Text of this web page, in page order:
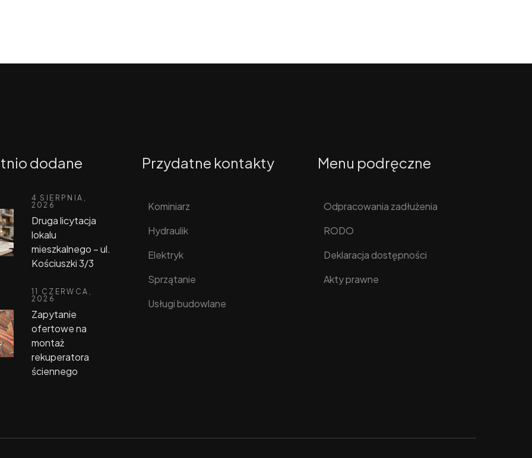
dodane
4 SIERPNIA,
2026
Druga licytacja
lokalu
mieszkalnego – ul.
Kościuszki 3/3
11 CZERWCA,
2026
Zapytanie
ofertowe na
montaż
rekuperatora
ściennego
Przydatne kontakty
Kominiarz
Hydraulik
Elektryk
Sprzątanie
Usługi budowlane
Menu podręczne
Odpracowania zadłużenia
RODO
Deklaracja dostępności
Akty prawne